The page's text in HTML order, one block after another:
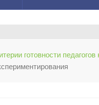
готовности